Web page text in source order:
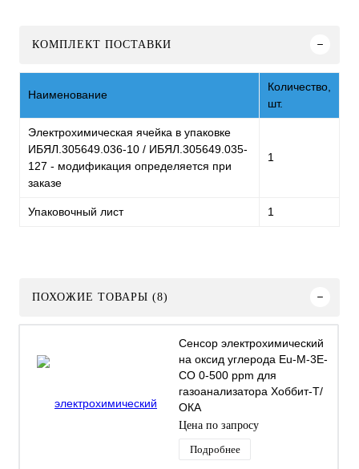
КОМПЛЕКТ ПОСТАВКИ
Наименование
Количество,
шт.
Электрохимическая ячейка в упаковке
ИБЯЛ.305649.036-10 / ИБЯЛ.305649.035-
127 - модификация определяется при
заказе
1
Упаковочный лист 1
ПОХОЖИЕ ТОВАРЫ (8)
Сенсор электрохимический
на оксид углерода Eu-M-3Е-
СО 0-500 ppm для
газоанализатора Хоббит-Т/
ОКА
Цена по запросу
Подробнее